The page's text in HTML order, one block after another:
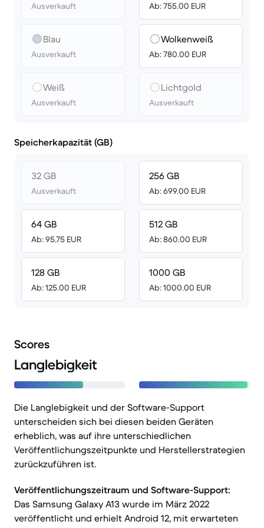
Ausverkauft
Blau
Ausverkauft
Weiß
Ausverkauft
Ab: 755.00 EUR
Wolkenweiß
Ab: 780.00 EUR
Lichtgold
Ausverkauft
Speicherkapazität (GB)
32 GB
Ausverkauft
64 GB
Ab: 95.75 EUR
128 GB
Ab: 125.00 EUR
256 GB
Ab: 699.00 EUR
512 GB
Ab: 860.00 EUR
1000 GB
Ab: 1000.00 EUR
Scores
Langlebigkeit
Die Langlebigkeit und der Software-Support
unterscheiden sich bei diesen beiden Geräten
erheblich, was auf ihre unterschiedlichen
Veröffentlichungszeitpunkte und Herstellerstrategien
zurückzuführen ist.
Veröffentlichungszeitraum und Software-Support:
Das Samsung Galaxy A13 wurde im März 2022
veröffentlicht und erhielt Android 12, mit erwarteten